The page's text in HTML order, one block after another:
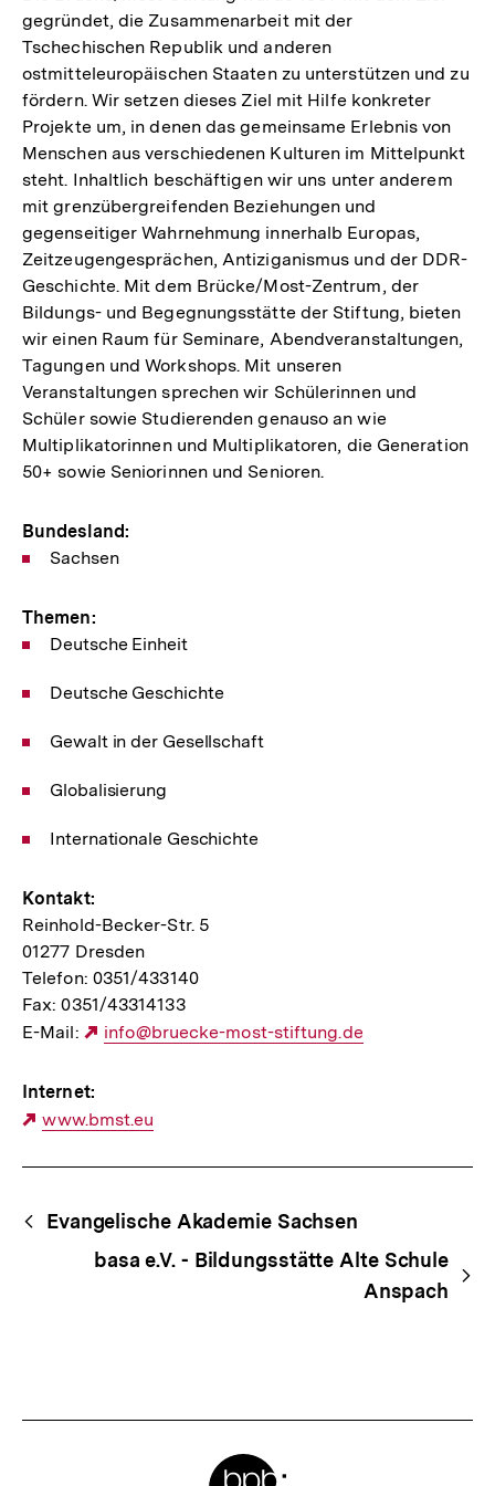
gegründet, die Zusammenarbeit mit der
Tschechischen Republik und anderen
ostmitteleuropäischen Staaten zu unterstützen und zu
fördern. Wir setzen dieses Ziel mit Hilfe konkreter
Projekte um, in denen das gemeinsame Erlebnis von
Menschen aus verschiedenen Kulturen im Mittelpunkt
steht. Inhaltlich beschäftigen wir uns unter anderem
mit grenzübergreifenden Beziehungen und
gegenseitiger Wahrnehmung innerhalb Europas,
Zeitzeugengesprächen, Antiziganismus und der DDR-
Geschichte. Mit dem Brücke/Most-Zentrum, der
Bildungs- und Begegnungsstätte der Stiftung, bieten
wir einen Raum für Seminare, Abendveranstaltungen,
Tagungen und Workshops. Mit unseren
Veranstaltungen sprechen wir Schülerinnen und
Schüler sowie Studierenden genauso an wie
Multiplikatorinnen und Multiplikatoren, die Generation
50+ sowie Seniorinnen und Senioren.
Bundesland:
Sachsen
Themen:
Deutsche Einheit
Deutsche Geschichte
Gewalt in der Gesellschaft
Globalisierung
Internationale Geschichte
Kontakt:
Reinhold-Becker-Str. 5
01277 Dresden
Telefon: 0351/433140
Fax: 0351/43314133
E-Mail:
Externer
info@bruecke-most-stiftung.de
Internet:
Externer
www.bmst.eu
Begriffsnavigation
Content-
Navigation
Evangelische Akademie Sachsen
basa e.V. - Bildungsstätte Alte Schule
Anspach